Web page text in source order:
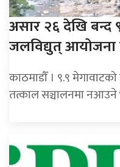
असार २६ देखि बन्द
जलविद्युत्
काठमाडौँ । ९.९
तत्काल सञ्चालनमा नआउने